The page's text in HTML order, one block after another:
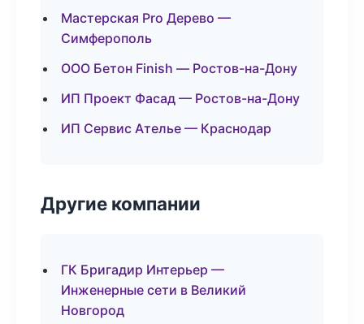
Мастерская Pro Дерево —
Симферополь
ООО Бетон Finish — Ростов-на-Дону
ИП Проект Фасад — Ростов-на-Дону
ИП Сервис Ателье — Краснодар
Другие компании
ГК Бригадир Интерьер —
Инженерные сети в Великий
Новгород